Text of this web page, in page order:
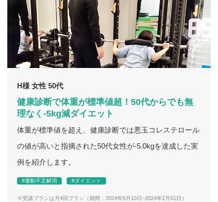
H様 女性 50代
健康診断で体重が標準値超！50代からでも無
理なく-5kg減ダイエット
体重が標準値を超え、健康診断では悪玉コレステロール
の値が高いと指摘された50代女性が-5.0kgを達成した実
例を紹介します。
#運動不足解消 #ダイエット
※受講プランは月4回プラン（期間：2024年5月10日~2024年2月01日）